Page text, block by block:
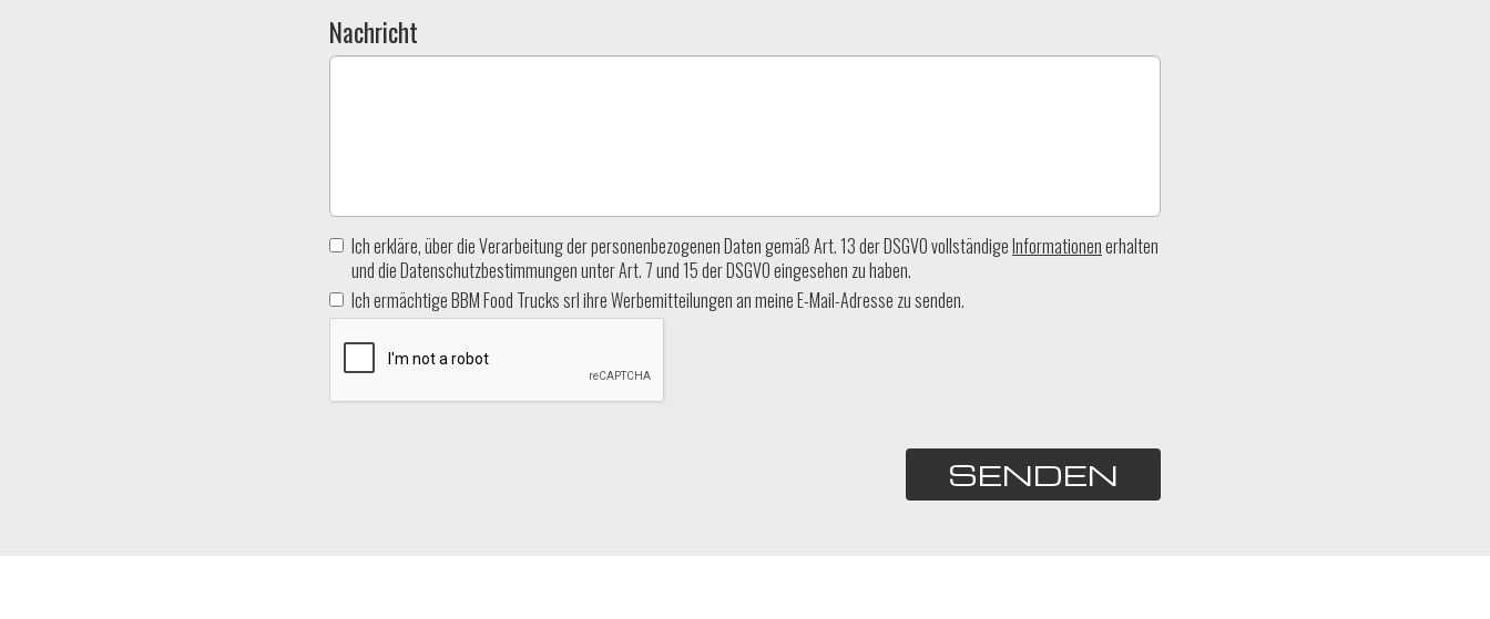
Nachricht
Ich erkläre, über die Verarbeitung der personenbezogenen Daten gemäß Art. 13 der DSGVO vollständigeInformationenerhalten
und die Datenschutzbestimmungen unter Art. 7 und 15 der DSGVO eingesehen zu haben.
Ich ermächtige BBM Food Trucks srl ihre Werbemitteilungen an meine E-Mail-Adresse zu senden.
SENDEN